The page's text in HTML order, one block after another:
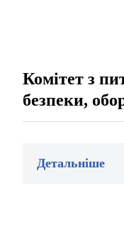
Комітет з
безпеки,
Детальніше